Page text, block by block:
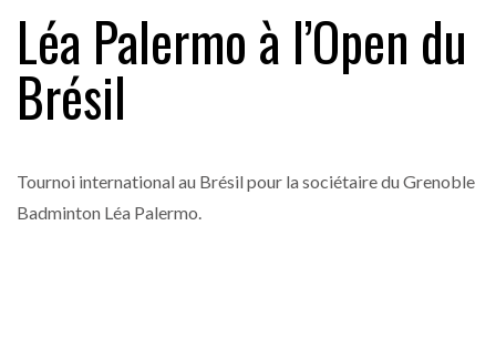
Léa Palermo à l’Open du
Brésil
Tournoi international au Brésil pour la sociétaire du Grenoble
Badminton Léa Palermo.